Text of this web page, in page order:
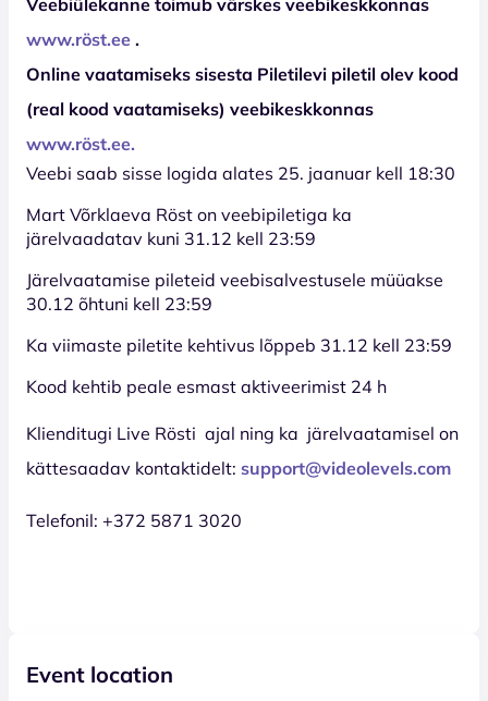
www.röst.ee .
Online vaatamiseks sisesta Piletilevi piletil olev kood
(real kood vaatamiseks) veebikeskkonnas
www.röst.ee.
Veebi saab sisse logida alates 25. jaanuar kell 18:30
Mart Võrklaeva Röst on veebipiletiga ka
järelvaadatav kuni 31.12 kell 23:59
Järelvaatamise pileteid veebisalvestusele müüakse
30.12 õhtuni kell 23:59
Ka viimaste piletite kehtivus lõppeb 31.12 kell 23:59
Kood kehtib peale esmast aktiveerimist 24 h
Klienditugi Live Rösti ajal ning ka järelvaatamisel on
kättesaadav kontaktidelt: support@videolevels.com
Telefonil: +372 5871 3020
Event location